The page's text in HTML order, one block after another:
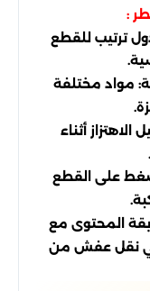
:
ترتيب للقطع
مواد مختلفة
أثناء
على القطع
المحتوى مع
في نقل عفش من